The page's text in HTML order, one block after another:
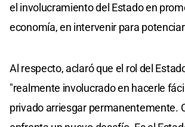
el involucramiento del Estado en
economía, en intervenir para
Al respecto, aclaró que el rol del
"realmente involucrado en hacerle
privado arriesgar permanentemente.